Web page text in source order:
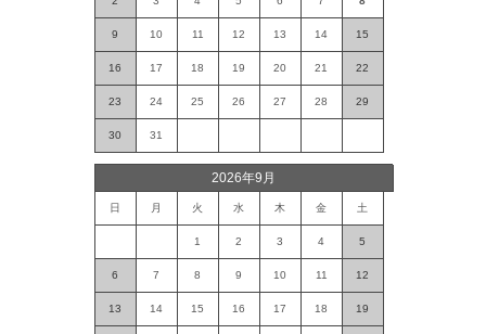
9 10 11 12 13 14 15
16 17 18 19 20 21 22
23 24 25 26 27 28 29
30 31
2026年9月
日 月 火 水 木 金 土
1 2 3 4 5
6 7 8 9 10 11 12
13 14 15 16 17 18 19